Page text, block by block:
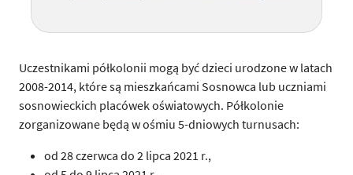
Uczestnikami półkolonii mogą być dzieci urodzone w latach
2008-2014, które są mieszkańcami Sosnowca lub uczniami
sosnowieckich placówek oświatowych. Półkolonie
zorganizowane będą w ośmiu 5-dniowych turnusach:
od 28 czerwca do 2 lipca 2021 r.,